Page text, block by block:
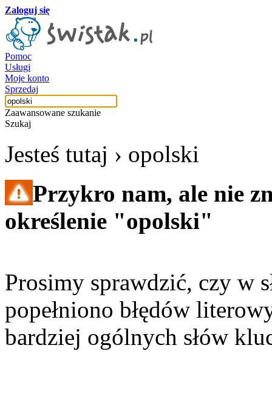
Zaloguj się
Pomoc
Usługi
Moje konto
Sprzedaj
Zaawansowane szukanie
Szukaj
Jesteś tutaj › opolski
Przykro nam, ale nie
określenie "opolski"
Prosimy sprawdzić, czy w
popełniono błędów
bardziej ogólnych słów